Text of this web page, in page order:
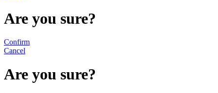
Are you sure?
Confirm
Cancel
Are you sure?